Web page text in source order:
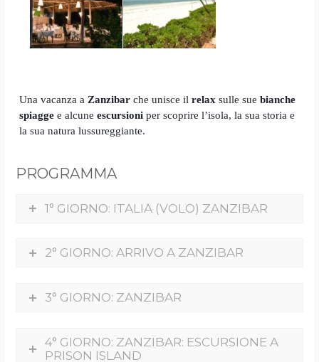
Una vacanza a Zanzibarche unisce ilrelaxsulle suebianche
spiagge e alcuneescursioni per scoprire l’isola, la sua storia e
la sua natura lussureggiante.
PROGRAMMA
1° GIORNO: ITALIA (VOLO) ZANZIBAR
2° GIORNO: ARRIVO A ZANZIBAR
3° GIORNO: ZANZIBAR
4° GIORNO: ZANZIBAR: ESCURSIONE A
PRISON ISLAND